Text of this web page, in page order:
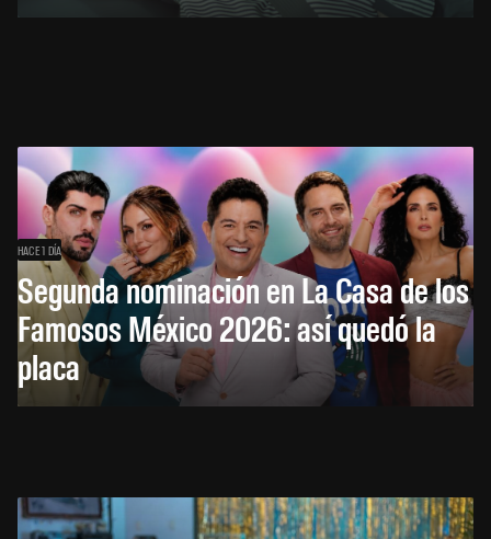
HACE 1 DÍA
Segunda nominación en La Casa de los
Famosos México 2026: así quedó la
placa